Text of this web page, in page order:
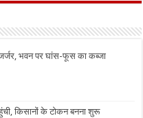
भवन पर घांस-फूस का कब्जा
किसानों के टोकन बनना शुरू